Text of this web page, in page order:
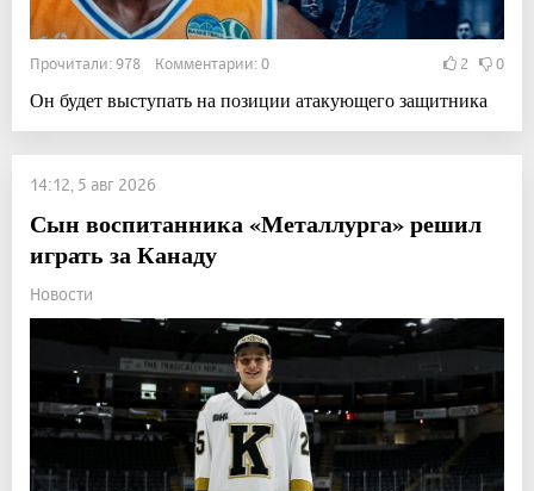
Прочитали: 978 Комментарии: 0 2 0
Он будет выступать на позиции атакующего защитника
14:12, 5 авг 2026
Сын воспитанника «Металлурга» решил
играть за Канаду
Новости